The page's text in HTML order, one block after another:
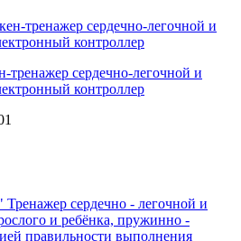
сердечно-легочной и
контроллер